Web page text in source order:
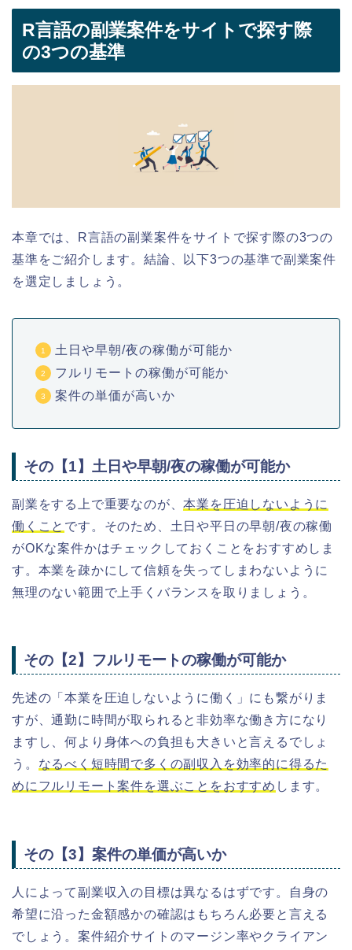
R言語の副業案件をサイトで探す際
の3つの基準
本章では、R言語の副業案件をサイトで探す際の3つの
基準をご紹介します。結論、以下3つの基準で副業案件
を選定しましょう。
土日や早朝/夜の稼働が可能か
フルリモートの稼働が可能か
案件の単価が高いか
その【1】土日や早朝/夜の稼働が可能か
副業をする上で重要なのが、本業を圧迫しないように
働くこと です。そのため、土日や平日の早朝/夜の稼働
がOKな案件かはチェックしておくことをおすすめしま
す。本業を疎かにして信頼を失ってしまわないように
無理のない範囲で上手くバランスを取りましょう。
その【2】フルリモートの稼働が可能か
先述の「本業を圧迫しないように働く」にも繋がりま
すが、通勤に時間が取られると非効率な働き方になり
ますし、何より身体への負担も大きいと言えるでしょ
う。 なるべく短時間で多くの副収入を効率的に得るた
めにフルリモート案件を選ぶことをおすすめ します。
その【3】案件の単価が高いか
人によって副業収入の目標は異なるはずです。自身の
希望に沿った金額感かの確認はもちろん必要と言える
でしょう。 案件紹介サイトのマージン率やクライアン